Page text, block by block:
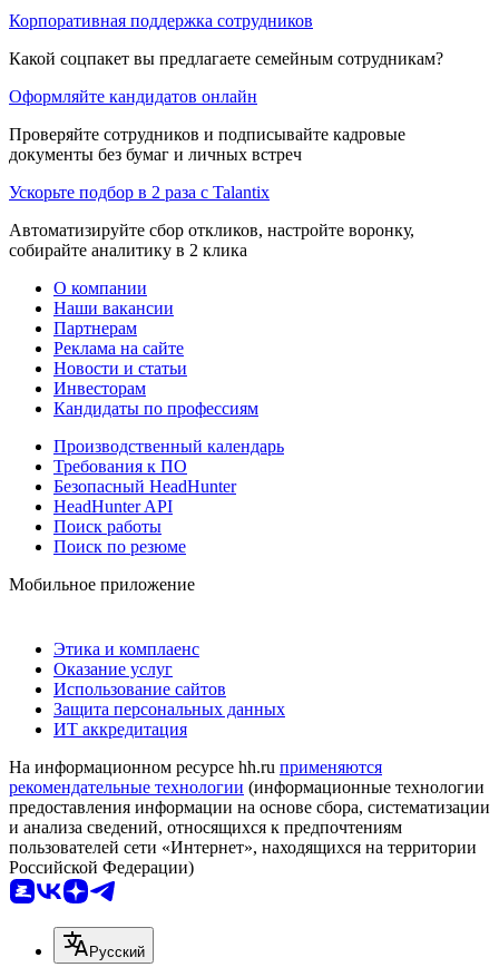
Корпоративная поддержка сотрудников
Какой соцпакет вы предлагаете семейным сотрудникам?
Оформляйте кандидатов онлайн
Проверяйте сотрудников и подписывайте кадровые
документы без бумаг и личных встреч
Ускорьте подбор в 2 раза с Talantix
Автоматизируйте сбор откликов, настройте воронку,
собирайте аналитику в 2 клика
О компании
Наши вакансии
Партнерам
Реклама на сайте
Новости и статьи
Инвесторам
Кандидаты по профессиям
Производственный календарь
Требования к ПО
Безопасный HeadHunter
HeadHunter API
Поиск работы
Поиск по резюме
Мобильное приложение
Этика и комплаенс
Оказание услуг
Использование сайтов
Защита персональных данных
ИТ аккредитация
На информационном ресурсе hh.ru применяются
рекомендательные технологии (информационные технологии
предоставления информации на основе сбора, систематизации
и анализа сведений, относящихся к предпочтениям
пользователей сети «Интернет», находящихся на территории
Российской Федерации)
Русский